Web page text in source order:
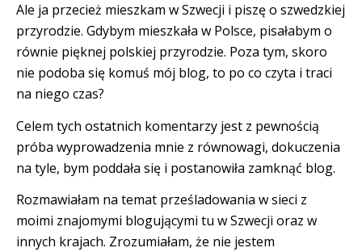
Ale ja przecież mieszkam w Szwecji i piszę o szwedzkiej
przyrodzie. Gdybym mieszkała w Polsce, pisałabym o
równie pięknej polskiej przyrodzie. Poza tym, skoro
nie podoba się komuś mój blog, to po co czyta i traci
na niego czas?
Celem tych ostatnich komentarzy jest z pewnością
próba wyprowadzenia mnie z równowagi, dokuczenia
na tyle, bym poddała się i postanowiła zamknąć blog.
Rozmawiałam na temat prześladowania w sieci z
moimi znajomymi blogującymi tu w Szwecji oraz w
innych krajach. Zrozumiałam, że nie jestem